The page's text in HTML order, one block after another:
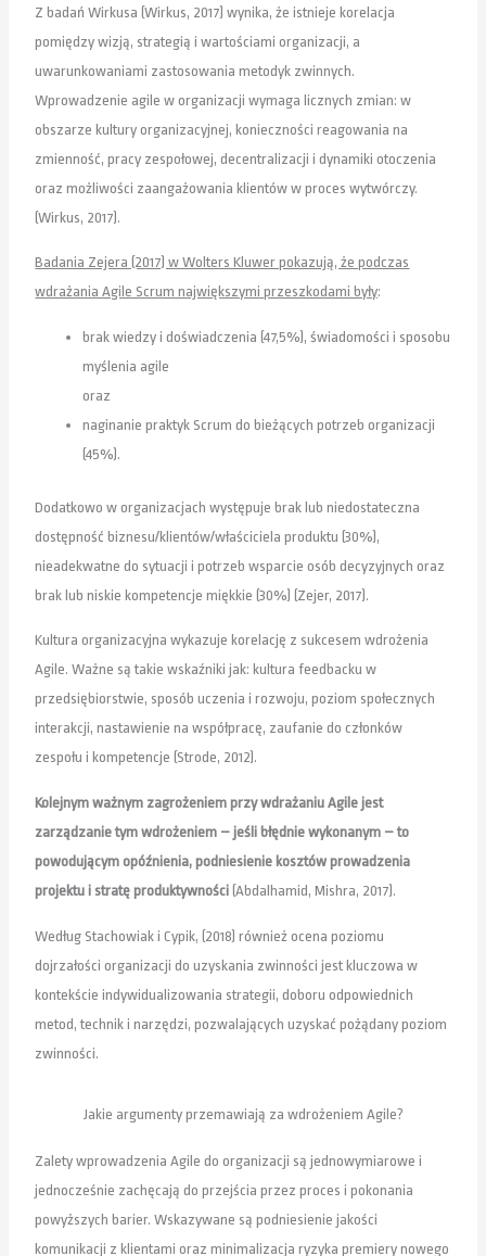
Z badań Wirkusa (Wirkus, 2017) wynika, że istnieje korelacja
pomiędzy wizją, strategią i wartościami organizacji, a
uwarunkowaniami zastosowania metodyk zwinnych.
Wprowadzenie agile w organizacji wymaga licznych zmian: w
obszarze kultury organizacyjnej, konieczności reagowania na
zmienność, pracy zespołowej, decentralizacji i dynamiki otoczenia
oraz możliwości zaangażowania klientów w proces wytwórczy.
(Wirkus, 2017).
Badania Zejera (2017) w Wolters Kluwer pokazują, że podczas
wdrażania Agile Scrum największymi przeszkodami były:
brak wiedzy i doświadczenia (47,5%), świadomości i sposobu
myślenia agile
oraz
naginanie praktyk Scrum do bieżących potrzeb organizacji
(45%).
Dodatkowo w organizacjach występuje brak lub niedostateczna
dostępność biznesu/klientów/właściciela produktu (30%),
nieadekwatne do sytuacji i potrzeb wsparcie osób decyzyjnych oraz
brak lub niskie kompetencje miękkie (30%) (Zejer, 2017).
Kultura organizacyjna wykazuje korelację z sukcesem wdrożenia
Agile. Ważne są takie wskaźniki jak: kultura feedbacku w
przedsiębiorstwie, sposób uczenia i rozwoju, poziom społecznych
interakcji, nastawienie na współpracę, zaufanie do członków
zespołu i kompetencje (Strode, 2012).
Kolejnym ważnym zagrożeniem przy wdrażaniu Agile jest
zarządzanie tym wdrożeniem – jeśli błędnie wykonanym – to
powodującym opóźnienia, podniesienie kosztów prowadzenia
projektu i stratę produktywności (Abdalhamid, Mishra, 2017).
Według Stachowiak i Cypik, (2018) również ocena poziomu
dojrzałości organizacji do uzyskania zwinności jest kluczowa w
kontekście indywidualizowania strategii, doboru odpowiednich
metod, technik i narzędzi, pozwalających uzyskać pożądany poziom
zwinności.
Jakie argumenty przemawiają za wdrożeniem Agile?
Zalety wprowadzenia Agile do organizacji są jednowymiarowe i
jednocześnie zachęcają do przejścia przez proces i pokonania
powyższych barier. Wskazywane są podniesienie jakości
komunikacji z klientami oraz minimalizacja ryzyka premiery nowego